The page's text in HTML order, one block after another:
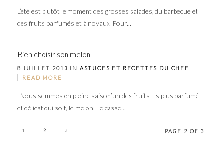
L’été est plutôt le moment des grosses salades, du barbecue et
des fruits parfumés et à noyaux. Pour...
Bien choisir son melon
8 JUILLET 2013 IN ASTUCES ET RECETTES DU CHEF
READ MORE
Nous sommes en pleine saison’un des fruits les plus parfumé
et délicat qui soit, le melon. Le casse...
1 2 3 PAGE 2 OF 3